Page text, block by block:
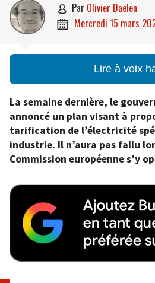
 par Olivier Daelen
 mercredi 15 mars
Lire à voix
La semaine dernière, le
annoncé un plan visant à
tarification de l’électricité
industrie. Il n’aura pas fallu
Commission européenne s’y